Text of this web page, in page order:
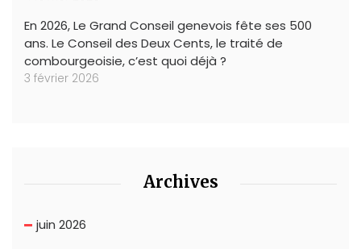
En 2026, Le Grand Conseil genevois fête ses 500
ans. Le Conseil des Deux Cents, le traité de
combourgeoisie, c’est quoi déjà ?
3 février 2026
Archives
juin 2026